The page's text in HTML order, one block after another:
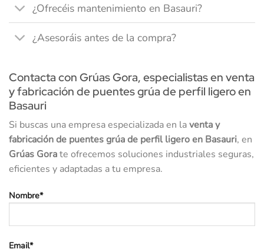
¿Ofrecéis mantenimiento en Basauri?
¿Asesoráis antes de la compra?
Contacta con Grúas Gora, especialistas en venta
y fabricación de puentes grúa de perfil ligero en
Basauri
Si buscas una empresa especializada en laventa y
fabricación de puentes grúa de perfil ligero en Basauri, en
Grúas Gorate ofrecemos soluciones industriales seguras,
eficientes y adaptadas a tu empresa.
Nombre*
Email*